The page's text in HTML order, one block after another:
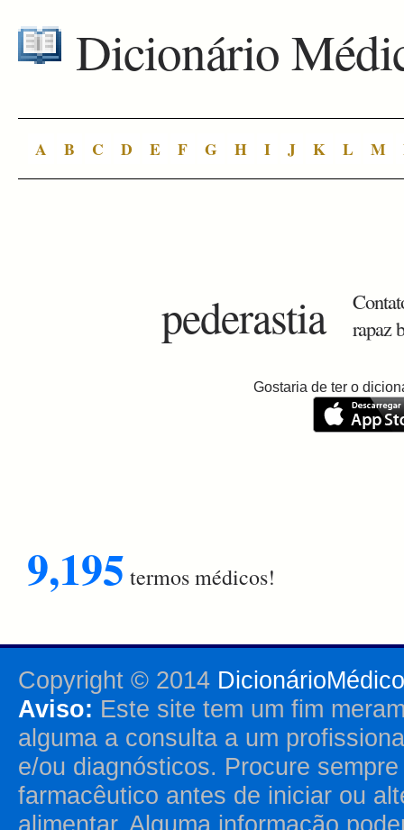
Dicionário
A B C D E F G H I J K L M
pederastia
rapaz
Gostaria de ter o
9,195 termos médicos!
Copyright © 2014
Aviso: Este site tem um fim
alguma a consulta a um
e/ou diagnósticos. Procure
farmacêutico antes de iniciar ou
alimentar. Alguma informação